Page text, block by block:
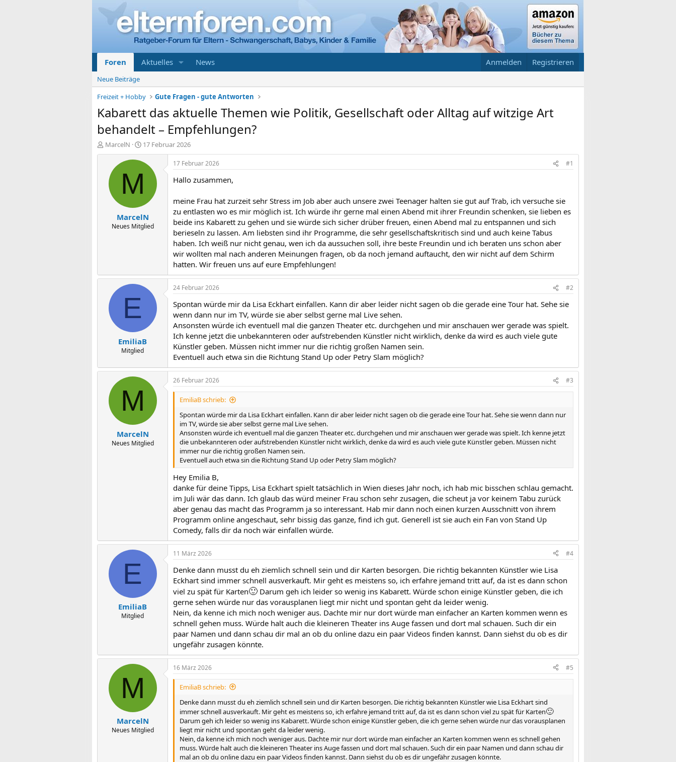
Foren Aktuelles News Anmelden Registrieren
Neue Beiträge
Freizeit + Hobby
Gute Fragen - gute Antworten
Kabarett das aktuelle Themen wie Politik, Gesellschaft oder Alltag auf witzige Art
behandelt – Empfehlungen?
E
r
MarcelN
E
r
s
t
a
m
17 Februar 2026
M
MarcelN
Neues Mitglied
17 Februar 2026 #1
Hallo zusammen,
meine Frau hat zurzeit sehr Stress im Job aber auch unsere zwei Teenager halten sie gut auf Trab, ich versuche sie
zu entlasten wo es mir möglich ist. Ich würde ihr gerne mal einen Abend mit ihrer Freundin schenken, sie lieben es
beide ins Kabarett zu gehen und sie würde sich sicher drüber freuen, einen Abend mal zu entspannen und sich
berieseln zu lassen. Am liebsten sind ihr Programme, die sehr gesellschaftskritisch sind und auch keine Tabus
haben. Ich weiß nur nicht genau, wen ich da aussuchen soll, ihre beste Freundin und ich beraten uns schon aber
wir wollten mal nach anderen Meinungen fragen, ob da noch jemand auftaucht, den wir nicht auf dem Schirm
hatten. Wir freuen uns auf eure Empfehlungen!
E
EmiliaB
Mitglied
24 Februar 2026 #2
Spontan würde mir da Lisa Eckhart einfallen. Kann dir aber leider nicht sagen ob die gerade eine Tour hat. Sehe sie
wenn dann nur im TV, würde sie aber selbst gerne mal Live sehen.
Ansonsten würde ich eventuell mal die ganzen Theater etc. durchgehen und mir anschauen wer gerade was spielt.
Ich kenne jetzt die unbekannteren oder aufstrebenden Künstler nicht wirklich, denke da wird es auch viele gute
Künstler geben. Müssen nicht immer nur die richtig großen Namen sein.
Eventuell auch etwa sin die Richtung Stand Up oder Petry Slam möglich?
M
MarcelN
Neues Mitglied
26 Februar 2026 #3
EmiliaB schrieb:
Spontan würde mir da Lisa Eckhart einfallen. Kann dir aber leider nicht sagen ob die gerade eine Tour hat. Sehe sie wenn dann nur
im TV, würde sie aber selbst gerne mal Live sehen.
Ansonsten würde ich eventuell mal die ganzen Theater etc. durchgehen und mir anschauen wer gerade was spielt. Ich kenne jetzt
die unbekannteren oder aufstrebenden Künstler nicht wirklich, denke da wird es auch viele gute Künstler geben. Müssen nicht
immer nur die richtig großen Namen sein.
Eventuell auch etwa sin die Richtung Stand Up oder Petry Slam möglich?
Hey Emilia B,
danke für deine Tipps, Lisa Eckhart spielt tatsächlich in Wien dieses Jahr noch, ich hab mic bisschen schlau gemacht.
im Juli wär das dann. Ich glaub das würd meiner Frau schon sehr zusagen, die scheut ja vor keinem Tabu zurück
aber genau das macht das Programm ja so interessant. Hab mir dann noch einen kurzen Ausschnitt von ihrem
Programm online angeschaut, sehr bissig das ganze, find ich gut. Generell ist sie auch ein Fan von Stand Up
Comedy, falls dir da noch wär einfallen würde.
E
EmiliaB
Mitglied
11 März 2026 #4
Denke dann musst du eh ziemlich schnell sein und dir Karten besorgen. Die richtig bekannten Künstler wie Lisa
Eckhart sind immer schnell ausverkauft. Mir geht es meistens so, ich erfahre jemand tritt auf, da ist es dann schon
viel zu spät für Karten🙂 Darum geh ich leider so wenig ins Kabarett. Würde schon einige Künstler geben, die ich
gerne sehen würde nur das vorausplanen liegt mir nicht und spontan geht da leider wenig.
Nein, da kenne ich mich noch weniger aus. Dachte mir nur dort würde man einfacher an Karten kommen wenn es
schnell gehen muss. Würde halt auch die kleineren Theater ins Auge fassen und dort mal schauen. Such dir ein
paar Namen und dann schau dir mal an ob du online dazu ein paar Videos finden kannst. Dann siehst du ob es dir
ungefähr zusagen könnte.
M
MarcelN
Neues Mitglied
16 März 2026 #5
EmiliaB schrieb:
Denke dann musst du eh ziemlich schnell sein und dir Karten besorgen. Die richtig bekannten Künstler wie Lisa Eckhart sind
immer schnell ausverkauft. Mir geht es meistens so, ich erfahre jemand tritt auf, da ist es dann schon viel zu spät für Karten🙂
Darum geh ich leider so wenig ins Kabarett. Würde schon einige Künstler geben, die ich gerne sehen würde nur das vorausplanen
liegt mir nicht und spontan geht da leider wenig.
Nein, da kenne ich mich noch weniger aus. Dachte mir nur dort würde man einfacher an Karten kommen wenn es schnell gehen
muss. Würde halt auch die kleineren Theater ins Auge fassen und dort mal schauen. Such dir ein paar Namen und dann schau dir
mal an ob du online dazu ein paar Videos finden kannst. Dann siehst du ob es dir ungefähr zusagen könnte.